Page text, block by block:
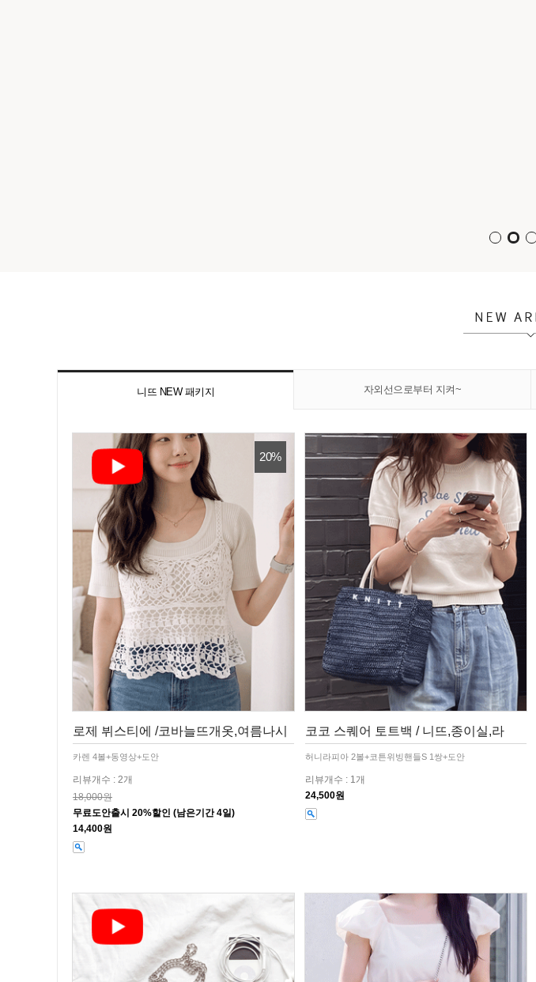
니뜨 NEW 패키지 자외선으로부터 지켜~
20%
20%
로제 뷔스티에 /코바늘뜨개옷,여름나시
카렌 4볼+동영상+도안
리뷰개수 : 2개
18,000원
무료도안출시 20%할인 (남은기간 4일)
14,400원
코코 스퀘어 토트백 / 니뜨,종이실,라
허니라피아 2볼+코튼위빙핸들S 1쌍+도안
리뷰개수 : 1개
24,500원